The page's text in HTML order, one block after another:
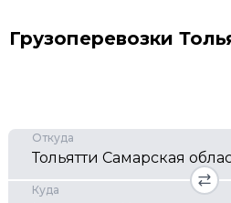
Грузоперевозки
Откуда
Куда